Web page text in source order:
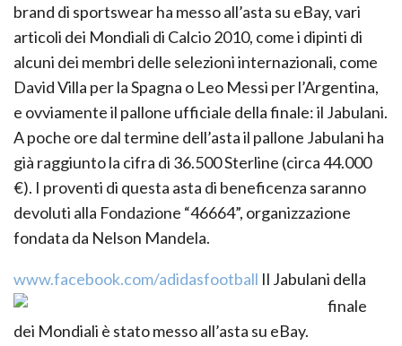
brand di sportswear ha messo all’asta su eBay, vari
articoli dei Mondiali di Calcio 2010, come i dipinti di
alcuni dei membri delle selezioni internazionali, come
David Villa per la Spagna o Leo Messi per l’Argentina,
e ovviamente il pallone ufficiale della finale: il Jabulani.
A poche ore dal termine dell’asta il pallone Jabulani ha
già raggiunto la cifra di 36.500 Sterline (circa 44.000
€). I proventi di questa asta di beneficenza saranno
devoluti alla Fondazione “46664”, organizzazione
fondata da Nelson Mandela.
www.facebook.com/adidasfootball Il Jabulani della
finale
dei Mondiali è stato messo all’asta su eBay.